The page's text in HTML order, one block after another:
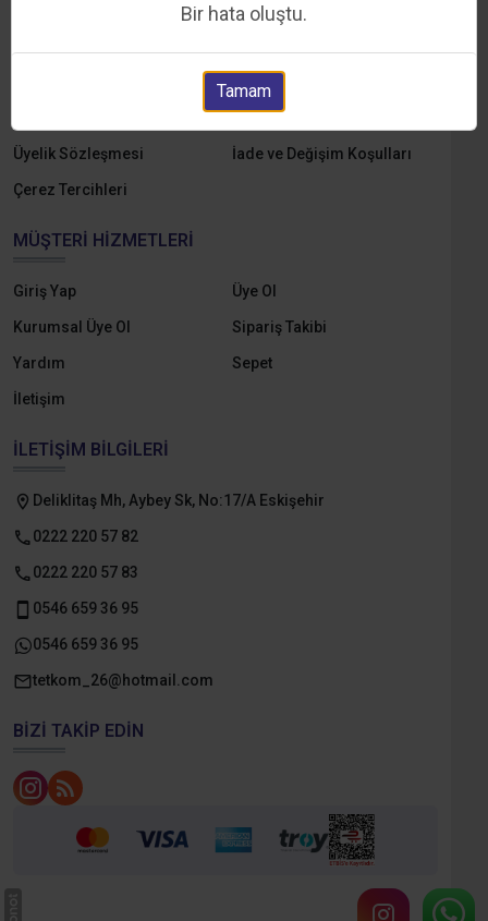
E-Katalog
Ödeme ve Teslimat
Üyelik Sözleşmesi İade ve Değişim Koşulları
Çerez Tercihleri
MÜŞTERI HIZMETLERI
Giriş Yap Üye Ol
Kurumsal Üye Ol Sipariş Takibi
Yardım Sepet
İletişim
İLETIŞIM BILGILERI
Deliklitaş Mh, Aybey Sk, No:17/A Eskişehir
0222 220 57 82
0222 220 57 83
0546 659 36 95
0546 659 36 95
tetkom_26@hotmail.com
BIZI TAKIP EDIN
Bir hata oluştu.
Tamam